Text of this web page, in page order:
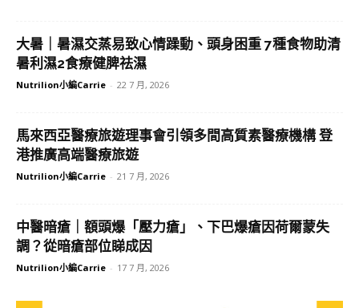
大暑｜暑濕交蒸易致心情躁動、頭身困重 7種食物助清
暑利濕2食療健脾祛濕
Nutrilion小編Carrie - 22 7 月, 2026
馬來西亞醫療旅遊理事會引領多間高質素醫療機構 登
港推廣高端醫療旅遊
Nutrilion小編Carrie - 21 7 月, 2026
中醫暗瘡｜額頭爆「壓力瘡」、下巴爆瘡因荷爾蒙失
調？從暗瘡部位睇成因
Nutrilion小編Carrie - 17 7 月, 2026